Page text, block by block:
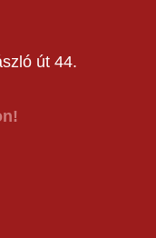
út 44.